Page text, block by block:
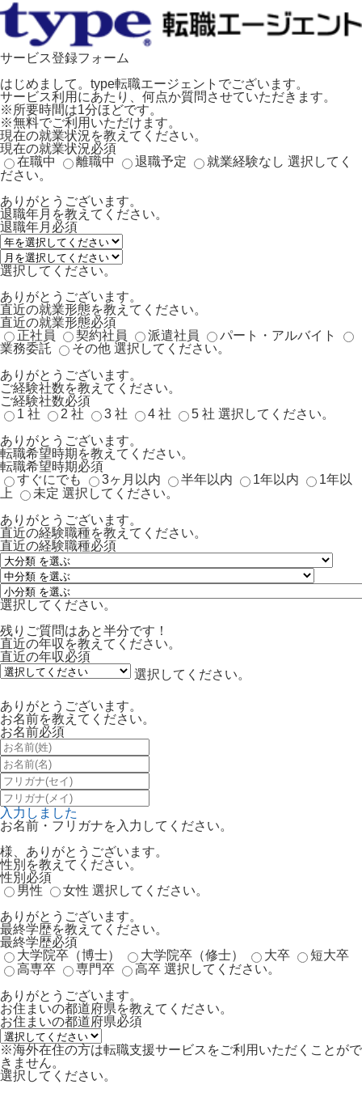
サービス登録フォーム
はじめまして。type転職エージェントでございます。
サービス利用にあたり、何点か質問させていただきます。
※所要時間は1分ほどです。
※無料でご利用いただけます。
現在の就業状況を教えてください。
現在の就業状況必須
在職中
離職中 退職予定 就業経験なし 選択してく
ださい。
ありがとうございます。
退職年月を教えてください。
退職年月 必須
選択してください。
ありがとうございます。
直近の就業形態を教えてください。
直近の就業形態必須
正社員
契約社員 派遣社員
パート・アルバイト
業務委託
その他 選択してください。
ありがとうございます。
ご経験社数を教えてください。
ご経験社数必須
1 社
2 社 3 社 4 社 5 社 選択してください。
ありがとうございます。
転職希望時期を教えてください。
転職希望時期必須
すぐにでも
3ヶ月以内 半年以内 1年以内
1年以
上
未定 選択してください。
ありがとうございます。
直近の経験職種を教えてください。
直近の経験職種必須
選択してください。
残りご質問はあと半分です！
直近の年収を教えてください。
直近の年収必須
選択してください。
ありがとうございます。
お名前を教えてください。
お名前必須
入力しました
お名前・フリガナを入力してください。
様、ありがとうございます。
性別を教えてください。
性別 必須
男性
女性 選択してください。
ありがとうございます。
最終学歴を教えてください。
最終学歴必須
大学院卒（博士）
大学院卒（修士） 大卒
短大卒
高専卒
専門卒 高卒 選択してください。
ありがとうございます。
お住まいの都道府県を教えてください。
お住まいの都道府県必須
※海外在住の方は転職支援サービスをご利用いただくことがで
きません。
選択してください。